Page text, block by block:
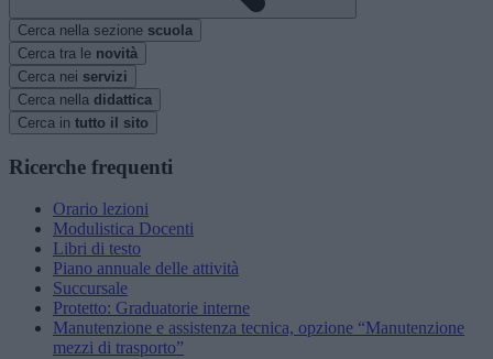
Cerca nella sezione scuola
Cerca tra le novità
Cerca nei servizi
Cerca nella didattica
Cerca in tutto il sito
Ricerche frequenti
Orario lezioni
Modulistica Docenti
Libri di testo
Piano annuale delle attività
Succursale
Protetto: Graduatorie interne
Manutenzione e assistenza tecnica, opzione “Manutenzione
mezzi di trasporto”